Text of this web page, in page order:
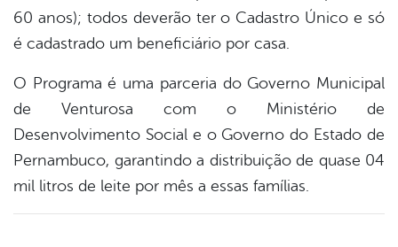
60 anos); todos deverão ter o Cadastro Único e só
é cadastrado um beneficiário por casa.
O Programa é uma parceria do Governo Municipal
de Venturosa com o Ministério de
Desenvolvimento Social e o Governo do Estado de
Pernambuco, garantindo a distribuição de quase 04
mil litros de leite por mês a essas famílias.